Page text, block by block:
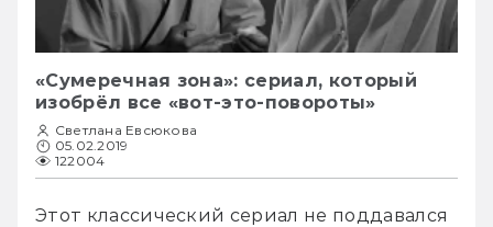
«Сумеречная зона»: сериал, который
изобрёл все «вот-это-повороты»
Светлана Евсюкова
05.02.2019
122004
Этот классический сериал не поддавался